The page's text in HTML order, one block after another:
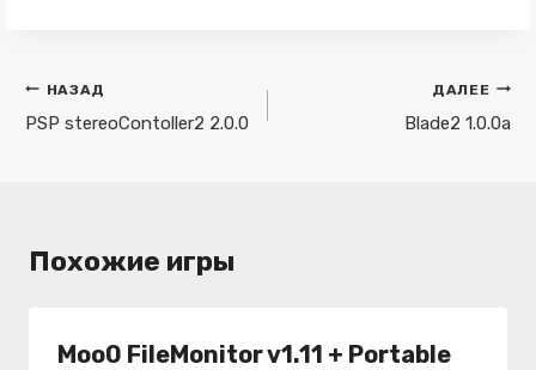
Навигация
по
НАЗАД
PSP stereoContoller2 2.0.0
ДАЛЕЕ
Blade2 1.0.0a
Похожие игры
Moo0 FileMonitor v1.11 + Portable